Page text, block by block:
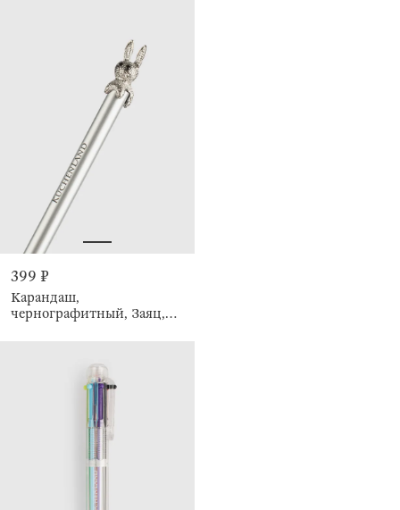
399 ₽
Карандаш,
чернографитный, Заяц,